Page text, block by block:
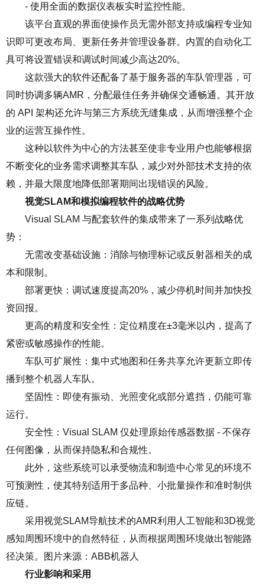
- 使用全面的数据仪表板实时监控性能。
该平台直观的界面使操作员无需外部支持或编程专业知
识即可更改布局、更新任务并管理设备群。内置的自动化工
具可将设置错误和调试时间减少高达20%。
这款强大的软件还配备了基于服务器的车队管理器，可
同时协调多辆AMR ，分配最佳任务并确保交通畅通。其开放
的 API 架构还允许与第三方系统无缝集成，从而增强整个企
业的运营互操作性。
这种以软件为中心的方法甚至使非专业用户也能够根据
不断变化的业务需求调整其车队，减少对外部技术支持的依
赖，并最大限度地降低部署期间出现错误的风险。
视觉SLAM和模拟编程软件的战略优势
Visual SLAM 与配套软件的集成带来了一系列战略优
势：
无需改变基础设施：消除与物理标记或反射器相关的成
本和限制。
部署更快：调试速度提高20% ，减少停机时间并加快投
资回报。
更高的精度和安全性：定位精度在±3毫米以内，提高了
紧密或敏感操作的性能。
车队可扩展性：集中式地图和任务共享允许更新立即传
播到整个机器人车队。
坚固性：即使有振动、光照变化或部分遮挡，仍能可靠
运行。
安全性： Visual SLAM 仅处理原始传感器数据 - 不保存
任何图像，从而保持隐私和合规性。
此外，这些系统可以承受物流和制造中心常见的环境不
可预测性，使其特别适用于多品种、小批量操作和准时制供
应链。
采用视觉SLAM导航技术的AMR利用人工智能和3D视觉
感知周围环境中的自然特征，从而根据周围环境做出智能路
径决策。图片来源： ABB机器人
行业影响和采用